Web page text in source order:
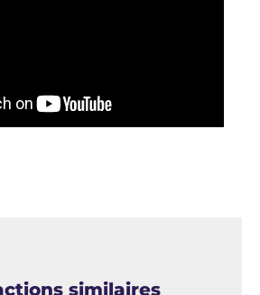
similaires